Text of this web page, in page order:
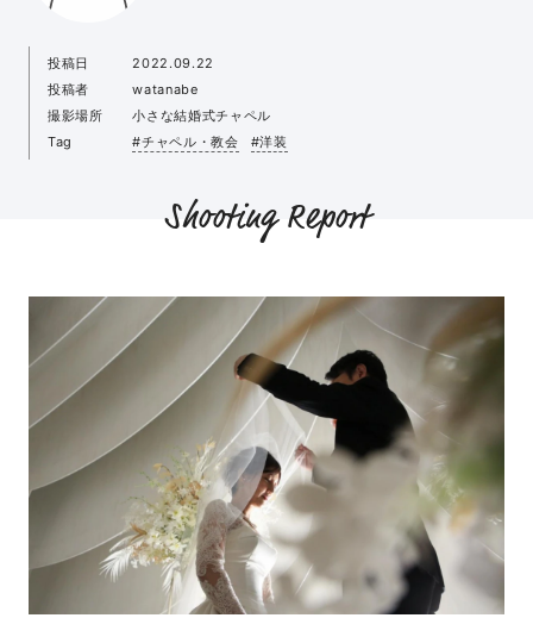
投稿日
2022.09.22
投稿者
watanabe
撮影場所
小さな結婚式チャペル
Tag
#チャペル・教会 #洋装
Shooting Report